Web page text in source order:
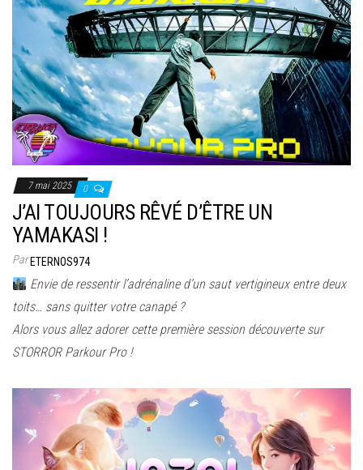
7 mai 2025 0
J’AI TOUJOURS RÊVÉ D’ÊTRE UN
YAMAKASI !
ParETERNOS974
Envie de ressentir l’adrénaline d’un saut vertigineux entre deux
toits… sans quitter votre canapé ?
Alors vous allez adorer cette première session découverte sur
STORROR Parkour Pro !